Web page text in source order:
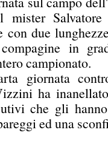
mister
con due
in
campionato.
giornata
ha
che gli
ed una